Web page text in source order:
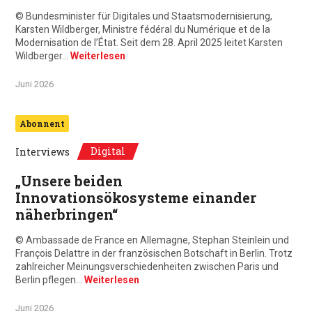
© Bundesminister für Digitales und Staatsmodernisierung,
Karsten Wildberger, Ministre fédéral du Numérique et de la
Modernisation de l’État. Seit dem 28. April 2025 leitet Karsten
Wildberger… Weiterlesen
Juni 2026
Abonnent
Interviews Digital
„Unsere beiden
Innovationsökosysteme einander
näherbringen“
© Ambassade de France en Allemagne, Stephan Steinlein und
François Delattre in der französischen Botschaft in Berlin. Trotz
zahlreicher Meinungsverschiedenheiten zwischen Paris und
Berlin pflegen… Weiterlesen
Juni 2026